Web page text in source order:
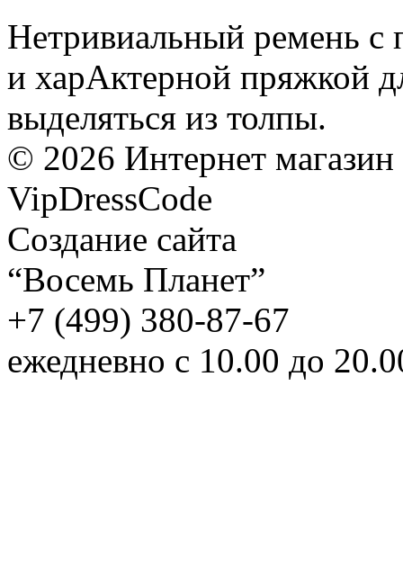
Нетривиальный ремень с
и харАктерной пряжкой
выделяться из толпы.
© 2026 Интернет магазин
VipDressCode
Создание сайта
“Восемь Планет”
+7 (499) 380-87-67
ежедневно с 10.00 до